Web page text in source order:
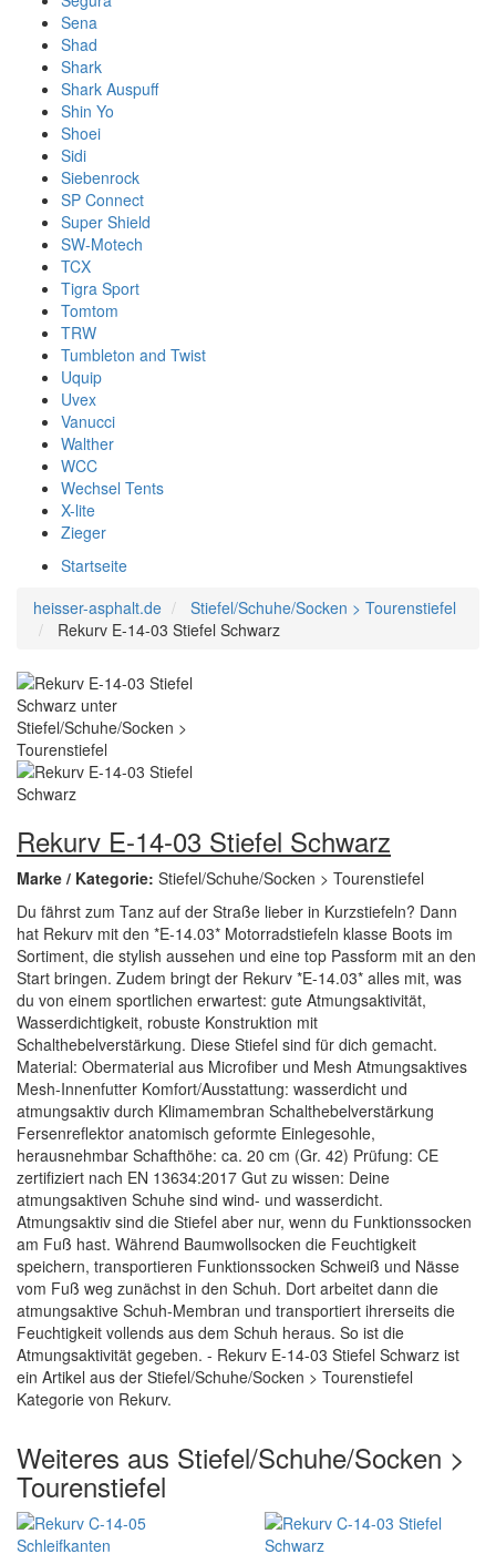
Sena
Shad
Shark
Shark Auspuff
Shin Yo
Shoei
Sidi
Siebenrock
SP Connect
Super Shield
SW-Motech
TCX
Tigra Sport
Tomtom
TRW
Tumbleton and Twist
Uquip
Uvex
Vanucci
Walther
WCC
Wechsel Tents
X-lite
Zieger
Startseite
heisser-asphalt.de
Stiefel/Schuhe/Socken > Tourenstiefel
Rekurv E-14-03 Stiefel Schwarz
Rekurv E-14-03 Stiefel Schwarz
Marke / Kategorie: Stiefel/Schuhe/Socken > Tourenstiefel
Du fährst zum Tanz auf der Straße lieber in Kurzstiefeln? Dann
hat Rekurv mit den *E-14.03* Motorradstiefeln klasse Boots im
Sortiment, die stylish aussehen und eine top Passform mit an den
Start bringen. Zudem bringt der Rekurv *E-14.03* alles mit, was
du von einem sportlichen erwartest: gute Atmungsaktivität,
Wasserdichtigkeit, robuste Konstruktion mit
Schalthebelverstärkung. Diese Stiefel sind für dich gemacht.
Material: Obermaterial aus Microfiber und Mesh Atmungsaktives
Mesh-Innenfutter Komfort/Ausstattung: wasserdicht und
atmungsaktiv durch Klimamembran Schalthebelverstärkung
Fersenreflektor anatomisch geformte Einlegesohle,
herausnehmbar Schafthöhe: ca. 20 cm (Gr. 42) Prüfung: CE
zertifiziert nach EN 13634:2017 Gut zu wissen: Deine
atmungsaktiven Schuhe sind wind- und wasserdicht.
Atmungsaktiv sind die Stiefel aber nur, wenn du Funktionssocken
am Fuß hast. Während Baumwollsocken die Feuchtigkeit
speichern, transportieren Funktionssocken Schweiß und Nässe
vom Fuß weg zunächst in den Schuh. Dort arbeitet dann die
atmungsaktive Schuh-Membran und transportiert ihrerseits die
Feuchtigkeit vollends aus dem Schuh heraus. So ist die
Atmungsaktivität gegeben. - Rekurv E-14-03 Stiefel Schwarz ist
ein Artikel aus der Stiefel/Schuhe/Socken > Tourenstiefel
Kategorie von Rekurv.
Weiteres aus Stiefel/Schuhe/Socken >
Tourenstiefel